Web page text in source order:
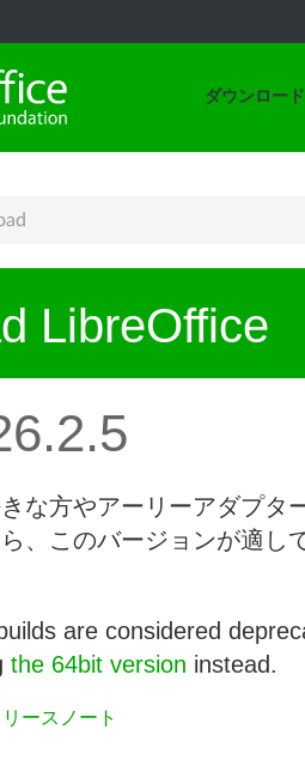
ダウンロード
LibreOffice
な方やアーリーアダプタ
、このバージョンが適し
are considered
the 64bit version instead.
ースノート